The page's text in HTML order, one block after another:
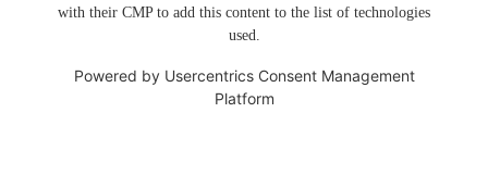
with their CMP to add this content to the list of technologies
used.
Powered by Usercentrics Consent Management
Platform